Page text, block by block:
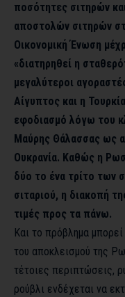
ποσότητες σιτηρών
αποστολών σιτηρών
Οικονομική Ένωση
«διατηρηθεί η
μεγαλύτεροι
Αίγυπτος και η
εφοδιασμό λόγω του
Μαύρης Θάλασσας ως
Ουκρανία. Καθώς η
δύο το ένα τρίτο των
σιταριού, η διακοπή
τιμές προς τα πάνω.
Και το πρόβλημα
του αποκλεισμού της
τέτοιες περιπτώσεις,
ρούβλι ενδέχεται να